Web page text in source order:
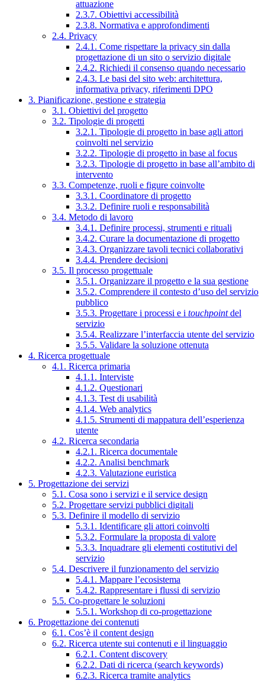
attuazione
2.3.7. Obiettivi accessibilità
2.3.8. Normativa e approfondimenti
2.4. Privacy
2.4.1. Come rispettare la privacy sin dalla
progettazione di un sito o servizio digitale
2.4.2. Richiedi il consenso quando necessario
2.4.3. Le basi del sito web: architettura,
informativa privacy, riferimenti DPO
3. Pianificazione, gestione e strategia
3.1. Obiettivi del progetto
3.2. Tipologie di progetti
3.2.1. Tipologie di progetto in base agli attori
coinvolti nel servizio
3.2.2. Tipologie di progetto in base al focus
3.2.3. Tipologie di progetto in base all’ambito di
intervento
3.3. Competenze, ruoli e figure coinvolte
3.3.1. Coordinatore di progetto
3.3.2. Definire ruoli e responsabilità
3.4. Metodo di lavoro
3.4.1. Definire processi, strumenti e rituali
3.4.2. Curare la documentazione di progetto
3.4.3. Organizzare tavoli tecnici collaborativi
3.4.4. Prendere decisioni
3.5. Il processo progettuale
3.5.1. Organizzare il progetto e la sua gestione
3.5.2. Comprendere il contesto d’uso del servizio
pubblico
3.5.3. Progettare i processi e i touchpointdel
servizio
3.5.4. Realizzare l’interfaccia utente del servizio
3.5.5. Validare la soluzione ottenuta
4. Ricerca progettuale
4.1. Ricerca primaria
4.1.1. Interviste
4.1.2. Questionari
4.1.3. Test di usabilità
4.1.4. Web analytics
4.1.5. Strumenti di mappatura dell’esperienza
utente
4.2. Ricerca secondaria
4.2.1. Ricerca documentale
4.2.2. Analisi benchmark
4.2.3. Valutazione euristica
5. Progettazione dei servizi
5.1. Cosa sono i servizi e il service design
5.2. Progettare servizi pubblici digitali
5.3. Definire il modello di servizio
5.3.1. Identificare gli attori coinvolti
5.3.2. Formulare la proposta di valore
5.3.3. Inquadrare gli elementi costitutivi del
servizio
5.4. Descrivere il funzionamento del servizio
5.4.1. Mappare l’ecosistema
5.4.2. Rappresentare i flussi di servizio
5.5. Co-progettare le soluzioni
5.5.1. Workshop di co-progettazione
6. Progettazione dei contenuti
6.1. Cos’è il content design
6.2. Ricerca utente sui contenuti e il linguaggio
6.2.1. Content discovery
6.2.2. Dati di ricerca (search keywords)
6.2.3. Ricerca tramite analytics